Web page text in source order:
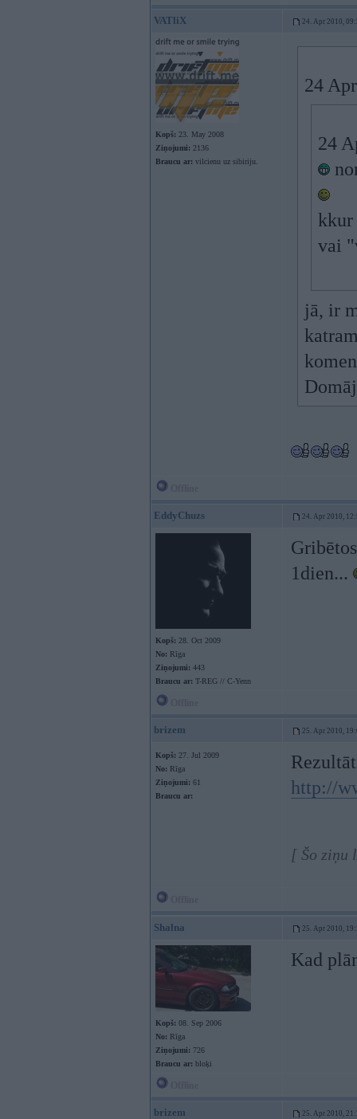
VATliX 24. Apr 2010,
Kopš: 23. May 2008
Ziņojumi: 2136
Braucu ar: vilcienu uz sibiriju.
24
24
vai
jā, ir
EddyChuzs 24. Apr 2010,
Kopš: 28. Oct 2009
No: Rīga
Ziņojumi: 443
Braucu ar: T-REG // C-Yenn
1dien...
brizem 25. Apr 2010,
Kopš: 27. Jul 2009
No: Rīga
Ziņojumi: 61
Braucu ar:
http://
[ Šo ziņu
Shalna 25. Apr 2010,
Kopš: 08. Sep 2006
No: Rīga
Ziņojumi: 726
Braucu ar: bloķi
Kad
brizem 25. Apr 2010,